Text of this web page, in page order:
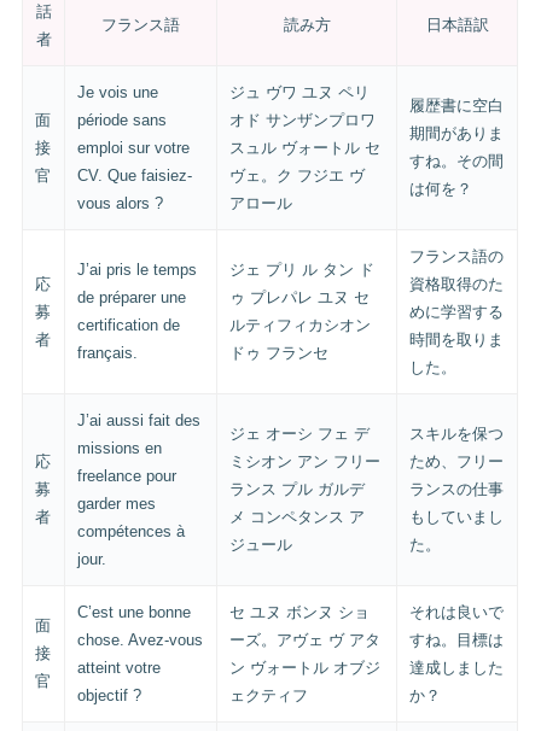
話
者
フランス語 読み方 日本語訳
面
接
官
Je vois une
période sans
emploi sur votre
CV. Que faisiez-
vous alors ?
ジュ ヴワ ユヌ ペリ
オド サンザンプロワ
スュル ヴォートル セ
ヴェ。ク フジエ ヴ
アロール
履歴書に空白
期間がありま
すね。その間
は何を？
応
募
者
J’ai pris le temps
de préparer une
certification de
français.
ジェ プリ ル タン ド
ゥ プレパレ ユヌ セ
ルティフィカシオン
ドゥ フランセ
フランス語の
資格取得のた
めに学習する
時間を取りま
した。
応
募
者
J’ai aussi fait des
missions en
freelance pour
garder mes
compétences à
jour.
ジェ オーシ フェ デ
ミシオン アン フリー
ランス プル ガルデ
メ コンペタンス ア
ジュール
スキルを保つ
ため、フリー
ランスの仕事
もしていまし
た。
面
接
官
C’est une bonne
chose. Avez-vous
atteint votre
objectif ?
セ ユヌ ボンヌ ショ
ーズ。アヴェ ヴ アタ
ン ヴォートル オブジ
ェクティフ
それは良いで
すね。目標は
達成しました
か？